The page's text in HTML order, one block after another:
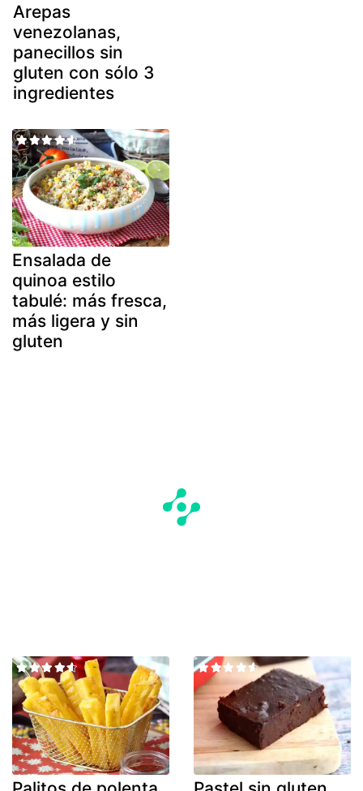
Arepas
venezolanas,
panecillos sin
gluten con sólo 3
ingredientes
Ensalada de
quinoa estilo
tabulé: más fresca,
más ligera y sin
gluten